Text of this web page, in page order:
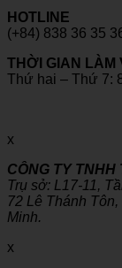
HOTLINE
(+84) 838 36 35
THỜI GIAN LÀM
Thứ hai – Thứ 7:
x
CÔNG TY
Trụ sở: L17-11,
72 Lê Thánh
Minh.
x